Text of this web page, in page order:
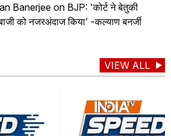
Banerjee on BJP: 'कोर्ट ने बेतुकी
को नजरअंदाज किया' -कल्याण बनर्जी
VIEW ALL